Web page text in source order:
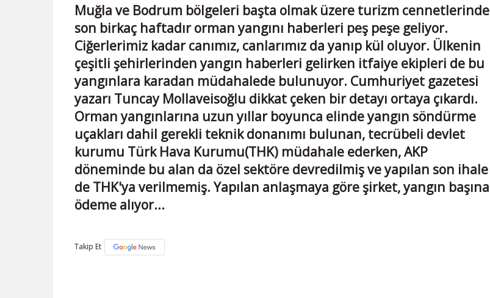
Muğla ve Bodrum bölgeleri başta olmak üzere turizm cennetlerinde
son birkaç haftadır orman yangını haberleri peş peşe geliyor.
Ciğerlerimiz kadar canımız, canlarımız da yanıp kül oluyor. Ülkenin
çeşitli şehirlerinden yangın haberleri gelirken itfaiye ekipleri de bu
yangınlara karadan müdahalede bulunuyor. Cumhuriyet gazetesi
yazarı Tuncay Mollaveisoğlu dikkat çeken bir detayı ortaya çıkardı.
Orman yangınlarına uzun yıllar boyunca elinde yangın söndürme
uçakları dahil gerekli teknik donanımı bulunan, tecrübeli devlet
kurumu Türk Hava Kurumu(THK) müdahale ederken, AKP
döneminde bu alan da özel sektöre devredilmiş ve yapılan son ihale
de THK'ya verilmemiş. Yapılan anlaşmaya göre şirket, yangın başına
ödeme alıyor...
Takip Et